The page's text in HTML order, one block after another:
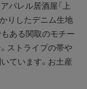
パレル居酒屋「上
りしたデニム生地
ある関取のモチー
ストライプの帯や
ています。お土産